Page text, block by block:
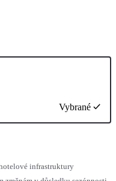
Vybrané
infrastruktury